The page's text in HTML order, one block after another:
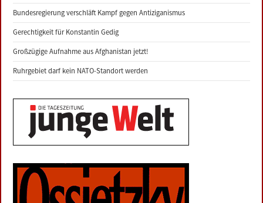
Bundesregierung verschläft Kampf gegen Antiziganismus
Gerechtigkeit für Konstantin Gedig
Großzügige Aufnahme aus Afghanistan jetzt!
Ruhrgebiet darf kein NATO-Standort werden